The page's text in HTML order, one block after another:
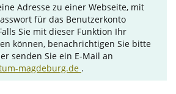
wünschen Ihnen eine
der Fachakademie für
Adresse zu einer Webseite, mit
für das Benutzerkonto
Sie mit dieser Funktion Ihr
können, benachrichtigen Sie bitte
senden Sie ein E-Mail an
magdeburg.de .